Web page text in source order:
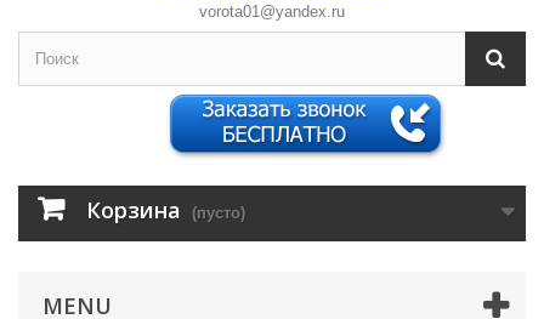
vorota01@yandex.ru
Корзина (пусто)
MENU
Оформление заказа
После оформления заказа с вами свяжется менеджер
Имя *
Телефон *